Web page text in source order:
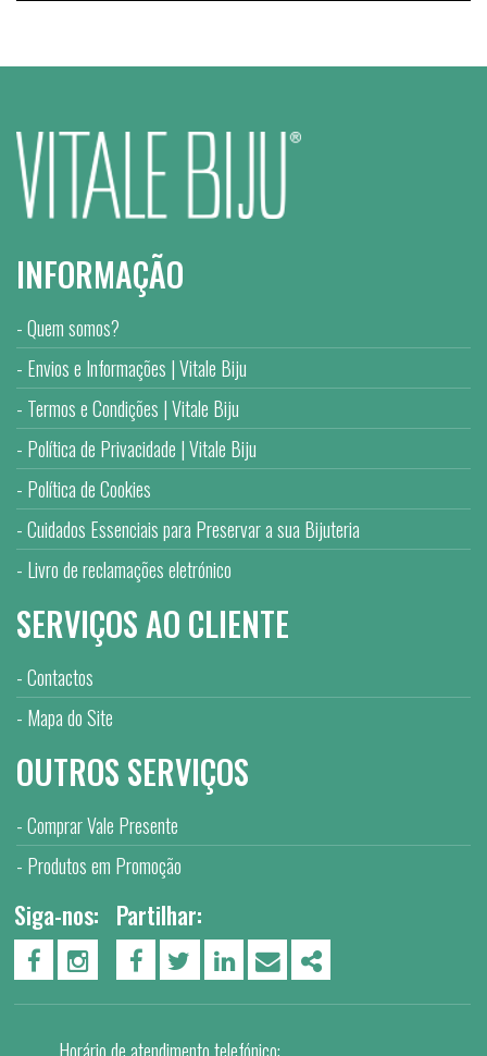
INFORMAÇÃO
Quem somos?
Envios e Informações | Vitale Biju
Termos e Condições | Vitale Biju
Política de Privacidade | Vitale Biju
Política de Cookies
Cuidados Essenciais para Preservar a sua Bijuteria
Livro de reclamações eletrónico
SERVIÇOS AO CLIENTE
Contactos
Mapa do Site
OUTROS SERVIÇOS
Comprar Vale Presente
Produtos em Promoção
Siga-nos:
PÁGINA DO FACEBOOK
PÁGINA DO INSTAGRAM
Partilhar:
FACEBOOKTWITTERLINKEDIN
EMAIL
Horário de atendimento telefónico: